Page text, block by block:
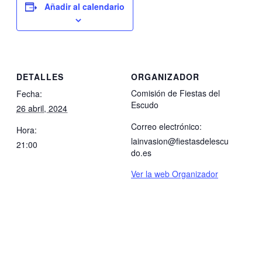
Añadir al calendario
DETALLES
Fecha:
26 abril, 2024
Hora:
21:00
ORGANIZADOR
Comisión de Fiestas del
Escudo
Correo electrónico:
lainvasion@fiestasdelescu
do.es
Ver la web Organizador